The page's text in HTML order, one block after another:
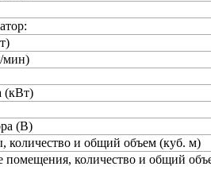
мин)
(кВт)
(В)
количество и общий объем (куб. м)
помещения, количество и общий